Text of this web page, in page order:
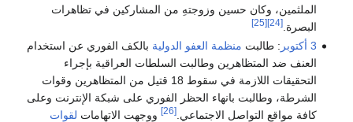
الملثمين، وكان حسين وزوجتهِ من المشاركين في تظاهرات
البصرة.[24]
[25]
3 أكتوبر : طالبت منظمة العفو الدولية بالكف الفوري عن استخدام
العنف ضد المتظاهرين وطالبت السلطات العراقية بإجراء
التحقيقات اللازمة في سقوط 18 قتيل من المتظاهرين وقوات
الشرطة، وطالبت بانهاء الحظر الفوري على شبكة الإنترنت وعلى
كافة مواقع التواصل الاجتماعي.[26] ووجهت الاتهامات لقوات